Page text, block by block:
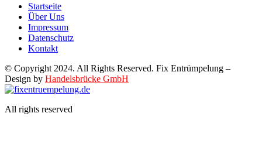
Startseite
Über Uns
Impressum
Datenschutz
Kontakt
© Copyright 2024. All Rights Reserved. Fix Entrümpelung –
Design by Handelsbrücke GmbH
All rights reserved